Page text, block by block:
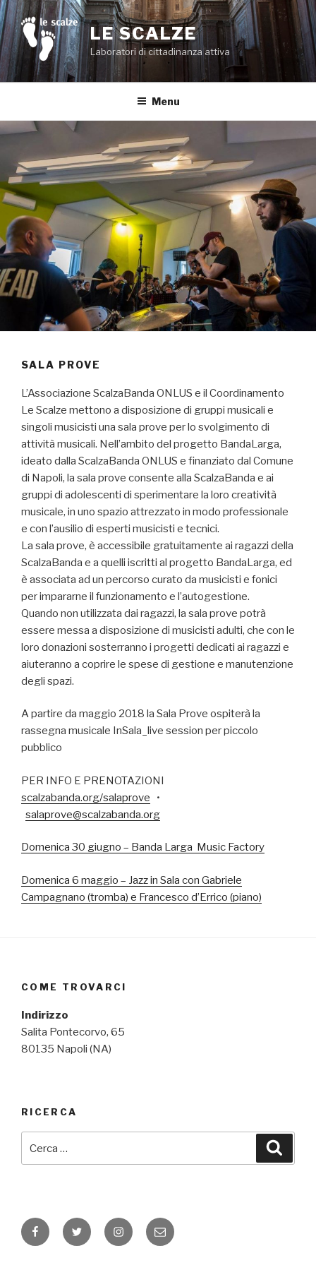
Salta
al
contenuto
LE SCALZE
Laboratori di cittadinanza attiva
Menu
SALA PROVE
L’Associazione ScalzaBanda ONLUS e il Coordinamento
Le Scalze mettono a disposizione di gruppi musicali e
singoli musicisti una sala prove per lo svolgimento di
attività musicali. Nell’ambito del progetto BandaLarga,
ideato dalla ScalzaBanda ONLUS e finanziato dal Comune
di Napoli, la sala prove consente alla ScalzaBanda e ai
gruppi di adolescenti di sperimentare la loro creatività
musicale, in uno spazio attrezzato in modo professionale
e con l’ausilio di esperti musicisti e tecnici.
La sala prove, è accessibile gratuitamente ai ragazzi della
ScalzaBanda e a quelli iscritti al progetto BandaLarga, ed
è associata ad un percorso curato da musicisti e fonici
per impararne il funzionamento e l’autogestione.
Quando non utilizzata dai ragazzi, la sala prove potrà
essere messa a disposizione di musicisti adulti, che con le
loro donazioni sosterranno i progetti dedicati ai ragazzi e
aiuteranno a coprire le spese di gestione e manutenzione
degli spazi.
A partire da maggio 2018 la Sala Prove ospiterà la
rassegna musicale InSala_live session per piccolo
pubblico
PER INFO E PRENOTAZIONI
scalzabanda.org/salaprove •
salaprove@scalzabanda.org
Domenica 30 giugno – Banda Larga Music Factory
Domenica 6 maggio – Jazz in Sala con Gabriele
Campagnano (tromba) e Francesco d’Errico (piano)
COME TROVARCI
Indirizzo
Salita Pontecorvo, 65
80135 Napoli (NA)
RICERCA
FacebookTwitter InstagramEmail